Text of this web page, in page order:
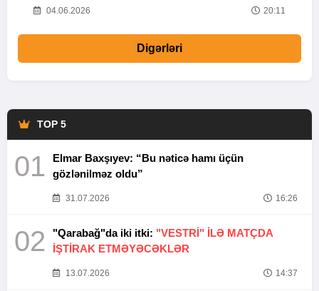
04.06.2026 20:11
Digərləri
TOP 5
01
Elmar Baxşıyev: “Bu nəticə hamı üçün
gözlənilməz oldu”
31.07.2026 16:26
02 "Qarabağ"da iki itki: "VESTRİ" İLƏ MATÇDA
İŞTİRAK ETMƏYƏCƏKLƏR
13.07.2026 14:37